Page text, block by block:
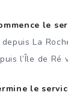
le
La
l’Île de Ré
le